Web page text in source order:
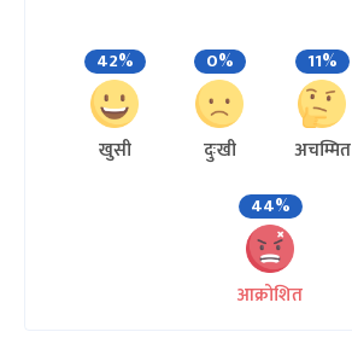
42%
खुसी
0%
दुःखी
11%
अचम्मित
44%
आक्रोशित